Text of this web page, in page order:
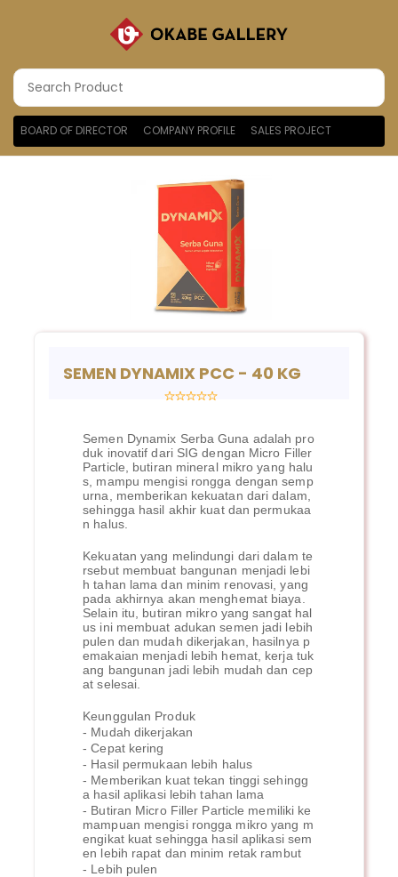
BOARD OF DIRECTOR COMPANY PROFILE SALES PROJECT
SEMEN DYNAMIX PCC - 40 KG
Semen Dynamix Serba Guna adalah pro
duk inovatif dari SIG dengan Micro Filler
Particle, butiran mineral mikro yang halu
s, mampu mengisi rongga dengan semp
urna, memberikan kekuatan dari dalam,
sehingga hasil akhir kuat dan permukaa
n halus.
Kekuatan yang melindungi dari dalam te
rsebut membuat bangunan menjadi lebi
h tahan lama dan minim renovasi, yang
pada akhirnya akan menghemat biaya.
Selain itu, butiran mikro yang sangat hal
us ini membuat adukan semen jadi lebih
pulen dan mudah dikerjakan, hasilnya p
emakaian menjadi lebih hemat, kerja tuk
ang bangunan jadi lebih mudah dan cep
at selesai.
Keunggulan Produk
- Mudah dikerjakan
- Cepat kering
- Hasil permukaan lebih halus
- Memberikan kuat tekan tinggi sehingg
a hasil aplikasi lebih tahan lama
- Butiran Micro Filler Particle memiliki ke
mampuan mengisi rongga mikro yang m
engikat kuat sehingga hasil aplikasi sem
en lebih rapat dan minim retak rambut
- Lebih pulen